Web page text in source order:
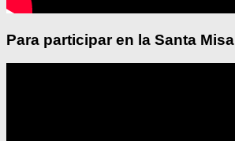
Para participar en la Santa Misa